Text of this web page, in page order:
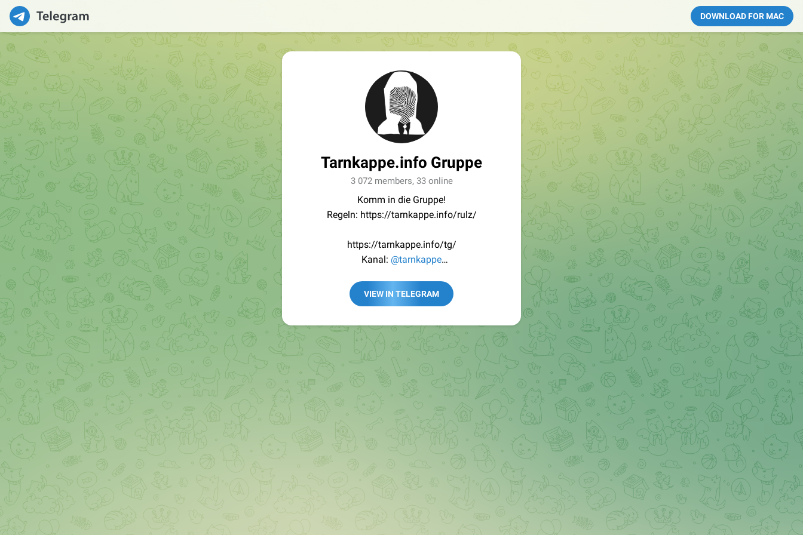
DOWNLOAD FOR MAC
Tarnkappe.info Gruppe
3 072 members, 33 online
Komm in die Gruppe!
Regeln: https://tarnkappe.info/rulz/
https://tarnkappe.info/tg/
Kanal: @tarnkappe
Best of:@bestoftarnkappe
VIEW IN TELEGRAM